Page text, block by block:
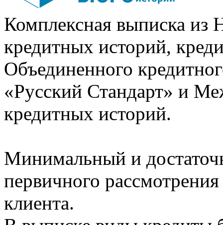
Комплексная выписка из
кредитных историй,
Объединенного
«Русский Стандарт» и
кредитных историй.
Минимальный и
первичного
клиента.